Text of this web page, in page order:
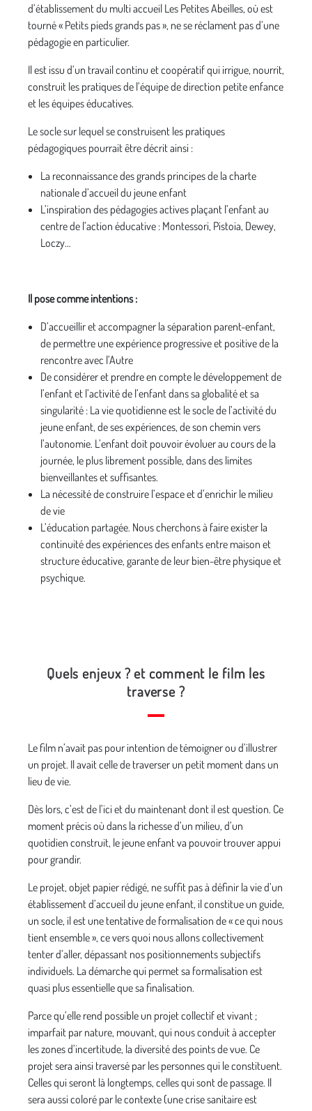
d’établissement du multi accueil Les Petites Abeilles, où est
tourné « Petits pieds grands pas », ne se réclament pas d’une
pédagogie en particulier.
Il est issu d’un travail continu et coopératif qui irrigue, nourrit,
construit les pratiques de l’équipe de direction petite enfance
et les équipes éducatives.
Le socle sur lequel se construisent les pratiques
pédagogiques pourrait être décrit ainsi :
La reconnaissance des grands principes de la charte
nationale d’accueil du jeune enfant
L’inspiration des pédagogies actives plaçant l’enfant au
centre de l’action éducative : Montessori, Pistoia, Dewey,
Loczy…
Il pose comme intentions :
D’accueillir et accompagner la séparation parent-enfant,
de permettre une expérience progressive et positive de la
rencontre avec l’Autre
De considérer et prendre en compte le développement de
l’enfant et l’activité de l’enfant dans sa globalité et sa
singularité : La vie quotidienne est le socle de l’activité du
jeune enfant, de ses expériences, de son chemin vers
l’autonomie. L’enfant doit pouvoir évoluer au cours de la
journée, le plus librement possible, dans des limites
bienveillantes et suffisantes.
La nécessité de construire l’espace et d’enrichir le milieu
de vie
L’éducation partagée. Nous cherchons à faire exister la
continuité des expériences des enfants entre maison et
structure éducative, garante de leur bien-être physique et
psychique.
Quels enjeux ? et comment le film les
traverse ?
Le film n’avait pas pour intention de témoigner ou d’illustrer
un projet. Il avait celle de traverser un petit moment dans un
lieu de vie.
Dès lors, c’est de l’ici et du maintenant dont il est question. Ce
moment précis où dans la richesse d’un milieu, d’un
quotidien construit, le jeune enfant va pouvoir trouver appui
pour grandir.
Le projet, objet papier rédigé, ne suffit pas à définir la vie d’un
établissement d’accueil du jeune enfant, il constitue un guide,
un socle, il est une tentative de formalisation de « ce qui nous
tient ensemble », ce vers quoi nous allons collectivement
tenter d’aller, dépassant nos positionnements subjectifs
individuels. La démarche qui permet sa formalisation est
quasi plus essentielle que sa finalisation.
Parce qu’elle rend possible un projet collectif et vivant ;
imparfait par nature, mouvant, qui nous conduit à accepter
les zones d’incertitude, la diversité des points de vue. Ce
projet sera ainsi traversé par les personnes qui le constituent.
Celles qui seront là longtemps, celles qui sont de passage. Il
sera aussi coloré par le contexte (une crise sanitaire est